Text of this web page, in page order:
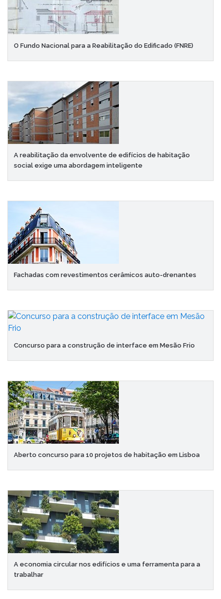
O Fundo Nacional para a Reabilitação do Edificado (FNRE)
A reabilitação da envolvente de edifícios de habitação
social exige uma abordagem inteligente
Fachadas com revestimentos cerâmicos auto-drenantes
Concurso para a construção de interface em Mesão Frio
Aberto concurso para 10 projetos de habitação em Lisboa
A economia circular nos edifícios e uma ferramenta para a
trabalhar